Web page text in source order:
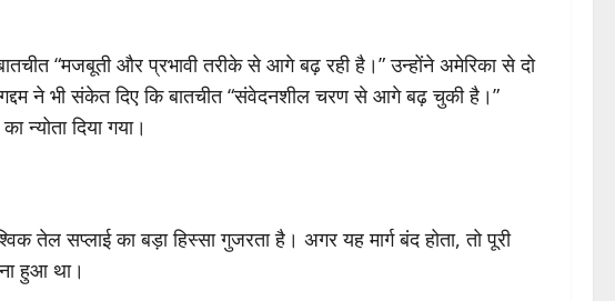
“मजबूती और प्रभावी तरीके से आगे बढ़ रही है।” उन्होंने अमेरिका से दो
ने भी संकेत दिए कि बातचीत “संवेदनशील चरण से आगे बढ़ चुकी है।”
दिया गया।
तेल सप्लाई का बड़ा हिस्सा गुजरता है। अगर यह मार्ग बंद होता, तो पूरी
हुआ था।